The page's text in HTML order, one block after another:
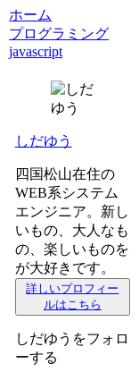
ホーム
プログラミング
javascript
しだゆう
四国松山在住の
WEB系システム
エンジニア。新し
いもの、大人なも
の、楽しいものを
が大好きです。
詳しいプロフィー
ルはこちら
しだゆうをフォロ
ーする